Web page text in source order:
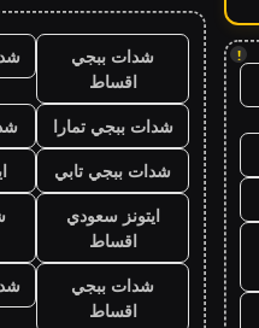
!
شدات ببجي
اقساط
شدات ببجي تمارا
شدات ببجي تابي
ايتونز سعودي
اقساط
شدات ببجي
اقساط